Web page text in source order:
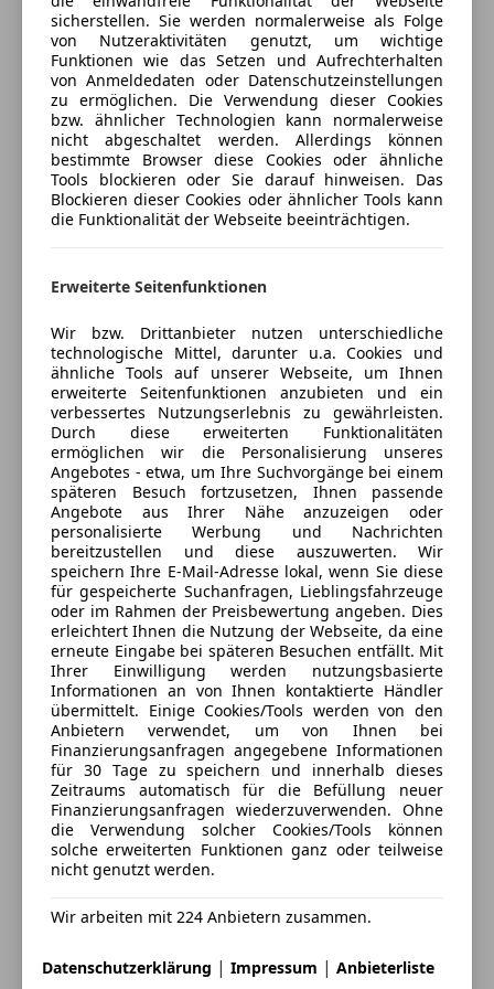
Beifahrerairbag
ESP
Fahrerairbag
Fernlichtassistent
Isofix
Kopfairbag
LED-Scheinwerfer
Notrufsystem
Reifendruckkontrollsystem
Servolenkung
Tagfahrlicht
Totwinkel-Assistent
Traktionskontrolle
Verkehrszeichenerkennung
Wegfahrsperre
Zentralverriegelung
Zentralverriegelung mit Funkfernbedienung
Extras
Alufelgen (20")
Elektronische Parkbremse
Innenspiegel automatisch abblendend
Sommerreifen
Spoiler
Sprachsteuerung
Touchscreen
Winterpaket
Außenspiegel elektr. anklappbar
Außenspiegel elektr. verstell- und heizbar
Blinkleuchten LED
Bordcomputer
Connect Plus (Bluetooth, Apple CarPlay, WLAN,
Vehicle-Tracking-System)
Dachspoiler schwarz hochglänzend
Diebstahl-Warnanlage mit
Einstiegsblenden mit Modellbezeichnung
Elektromotor 300 kW (cont. 120 kW)
Fahrassistenz-System: Multikollisionsbremse (Multi
Collision Brake)
Fahrassistenz-System: Park-Assistent mit
Rückfahrkamera
Fahrassistenz-System: Spurwechsel- u.
Spurhalteassistent
Fahrassistenz-System: Tempolimit-Anzeige
Fensterheber elektrisch
Fensterheber elektrisch vorn + hinten
Fensterzierleisten schwarz
Frontscheibe mit Bandfilter oben
Gepäckraum-Abtrennung (Netz)
Geschwindigkeits-Regelanlage (Tempomat)
Getriebe für Elektrofahrzeug
Getränkehalter
Hauptscheinwerfer LED
Heckdiffusor lackiert
Heckklappe mit automatischem Öffnungs- und
Schließsystem
Heckleuchten LED
HV-Batterie 100 kWh (Lithium-Ionen)
Charging)
anpassen
Freischaden-Gutschein ab Stufe 0
Auto einfach online versichern & Rabatt holen
Jetzt berechnen
Sternebewertung 5 von 5
5Sterne
(95% Weiterempfehlungen)
Anbieter auf AutoScout24 seit 2019
Hauptstraße 39
6719 Bludesch, AT
Kontakt
Markus Vonbrül
Alle Fahrzeuge des Anbieters
Anbieter kontaktieren
Deine Nachricht
Eintauschwagen: Kaufen und verkaufen in nur einem
sicherstellen. Sie werden normalerweise als Folge
von Nutzeraktivitäten genutzt, um wichtige
Funktionen wie das Setzen und Aufrechterhalten
von Anmeldedaten oder Datenschutzeinstellungen
zu ermöglichen. Die Verwendung dieser Cookies
bzw. ähnlicher Technologien kann normalerweise
nicht abgeschaltet werden. Allerdings können
bestimmte Browser diese Cookies oder ähnliche
Tools blockieren oder Sie darauf hinweisen. Das
Blockieren dieser Cookies oder ähnlicher Tools kann
die Funktionalität der Webseite beeinträchtigen.
Erweiterte Seitenfunktionen
Wir bzw. Drittanbieter nutzen unterschiedliche
technologische Mittel, darunter u.a. Cookies und
ähnliche Tools auf unserer Webseite, um Ihnen
erweiterte Seitenfunktionen anzubieten und ein
verbessertes Nutzungserlebnis zu gewährleisten.
Durch diese erweiterten Funktionalitäten
ermöglichen wir die Personalisierung unseres
Angebotes - etwa, um Ihre Suchvorgänge bei einem
späteren Besuch fortzusetzen, Ihnen passende
Angebote aus Ihrer Nähe anzuzeigen oder
personalisierte Werbung und Nachrichten
bereitzustellen und diese auszuwerten. Wir
speichern Ihre E-Mail-Adresse lokal, wenn Sie diese
für gespeicherte Suchanfragen, Lieblingsfahrzeuge
oder im Rahmen der Preisbewertung angeben. Dies
erleichtert Ihnen die Nutzung der Webseite, da eine
erneute Eingabe bei späteren Besuchen entfällt. Mit
Ihrer Einwilligung werden nutzungsbasierte
Informationen an von Ihnen kontaktierte Händler
übermittelt. Einige Cookies/Tools werden von den
Anbietern verwendet, um von Ihnen bei
Finanzierungsanfragen angegebene Informationen
für 30 Tage zu speichern und innerhalb dieses
Zeitraums automatisch für die Befüllung neuer
Finanzierungsanfragen wiederzuverwenden. Ohne
die Verwendung solcher Cookies/Tools können
solche erweiterten Funktionen ganz oder teilweise
nicht genutzt werden.
Wir arbeiten mit 224 Anbietern zusammen.
Datenschutzerklärung | Impressum | Anbieterliste